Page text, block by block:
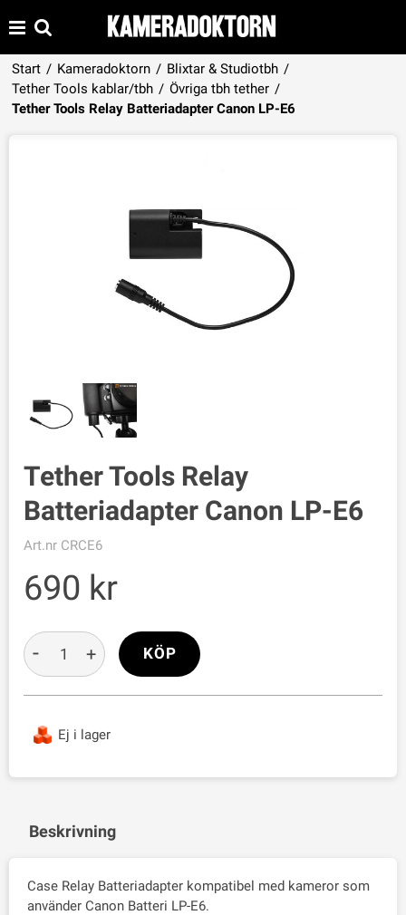
Start / Kameradoktorn / Blixtar & Studiotbh /
Tether Tools kablar/tbh / Övriga tbh tether /
Tether Tools Relay Batteriadapter Canon LP-E6
Produkten har lagts i din varukorg
Tether Tools Relay
Batteriadapter Canon LP-E6
Art.nr CRCE6
690
Ej i lager
- + KÖP
Beskrivning
Case Relay Batteriadapter kompatibel med kameror som
använder Canon Batteri LP-E6.